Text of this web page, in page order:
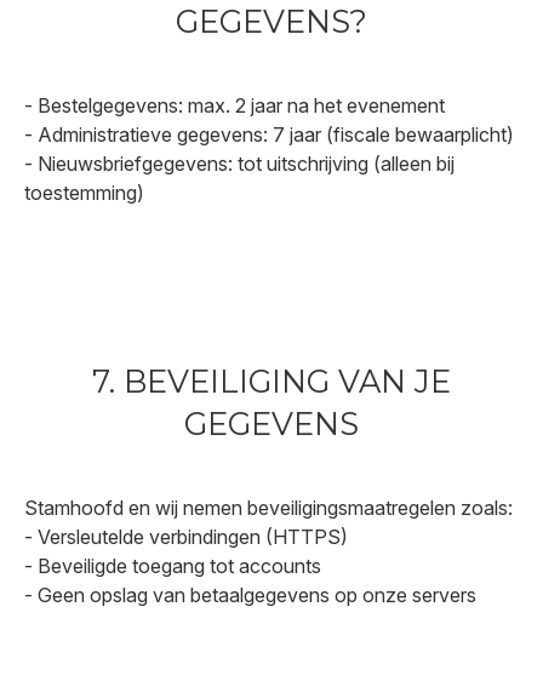
GEGEVENS?
- Bestelgegevens: max. 2 jaar na het evenement
- Administratieve gegevens: 7 jaar (fiscale bewaarplicht)
- Nieuwsbriefgegevens: tot uitschrijving (alleen bij
toestemming)
7. BEVEILIGING VAN JE
GEGEVENS
Stamhoofd en wij nemen beveiligingsmaatregelen zoals:
- Versleutelde verbindingen (HTTPS)
- Beveiligde toegang tot accounts
- Geen opslag van betaalgegevens op onze servers